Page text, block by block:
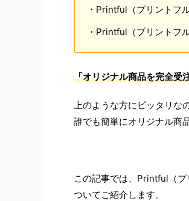
・Printful（プリントフ
・Printful（プリントフ
「オリジナル商品を完全受
上のような方にピッタリな
誰でも簡単にオリジナル商
この記事では、Printful（
ついてご紹介します。